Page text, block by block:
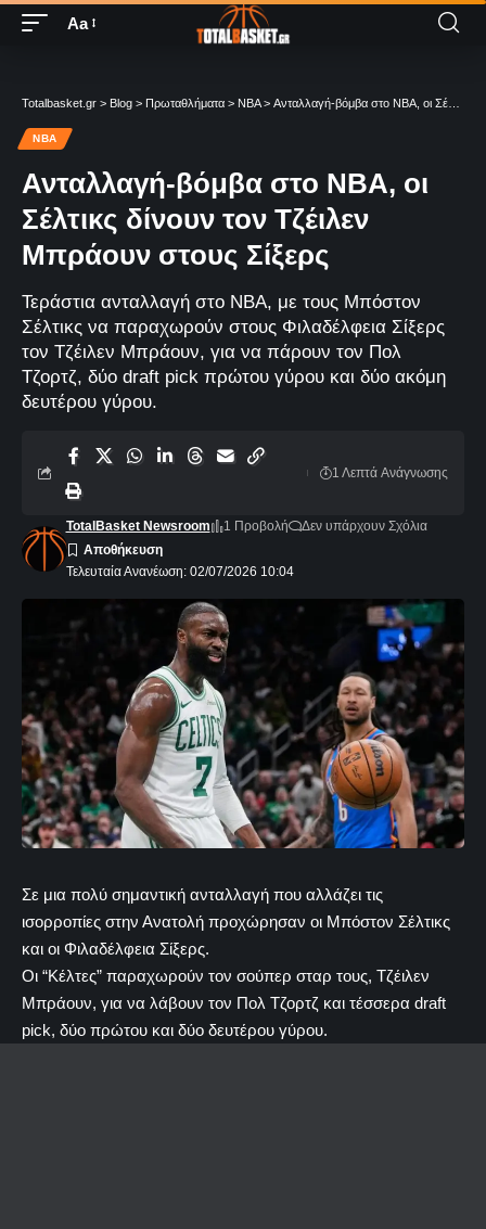
Aa
Totalbasket.gr > Blog > Πρωταθλήματα > NBA> Ανταλλαγή-βόμβα στο NBA, οι Σέλτικς δίνουν τον Τζέιλεν Μπράουν στους Σίξερς
NBA
Ανταλλαγή-βόμβα στο NBA, οι
Σέλτικς δίνουν τον Τζέιλεν
Μπράουν στους Σίξερς
Τεράστια ανταλλαγή στο NBA, με τους Μπόστον
Σέλτικς να παραχωρούν στους Φιλαδέλφεια Σίξερς
τον Τζέιλεν Μπράουν, για να πάρουν τον Πολ
Τζορτζ, δύο draft pick πρώτου γύρου και δύο ακόμη
δευτέρου γύρου.
Τελευταία Ανανέωση: 02/07/2026 10:04
TotalBasket Newsroom 1 Προβολή Δεν υπάρχουν Σχόλια
1 Λεπτά Aνάγνωσης
Σε μια πολύ σημαντική ανταλλαγή που αλλάζει τις
ισορροπίες στην Ανατολή προχώρησαν οι Μπόστον Σέλτικς
και οι Φιλαδέλφεια Σίξερς.
Οι “Κέλτες” παραχωρούν τον σούπερ σταρ τους, Τζέιλεν
Μπράουν, για να λάβουν τον Πολ Τζορτζ και τέσσερα draft
pick, δύο πρώτου και δύο δευτέρου γύρου.